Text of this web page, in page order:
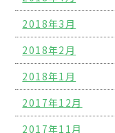
2018年3月
2018年2月
2018年1月
2017年12月
2017年11月